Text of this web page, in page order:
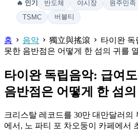
🔥 인기 반도체 야시장 원주민족
TSMC
버블티
홈 음악 獨立與搖滾
타이완 독
못한 음반점은 어떻게 한 섬의 귀를
타이완 독립음악: 급여
음반점은 어떻게 한 섬
크리스탈 레코드를 30만 대만달러의
에서, 노 파티 포 차오둥이 카페에서